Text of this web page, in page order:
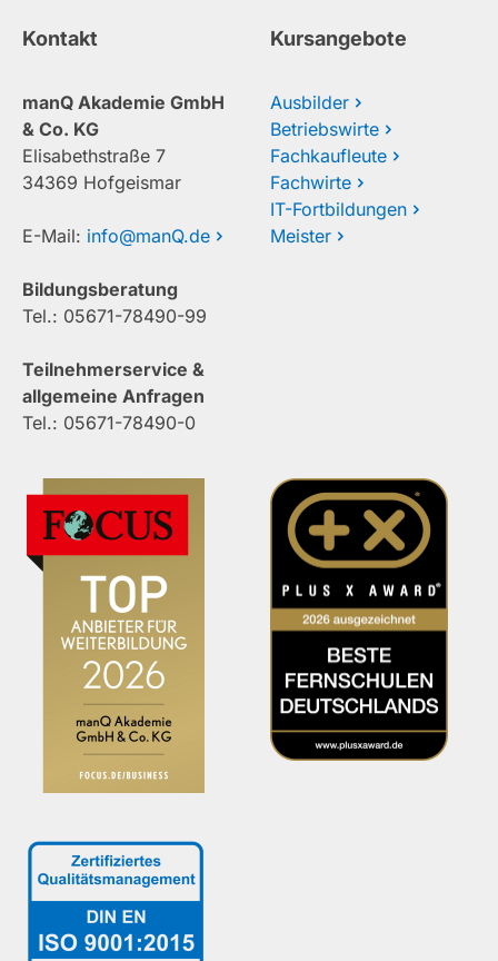
Kontakt
manQ Akademie GmbH
& Co. KG
Elisabethstraße 7
34369 Hofgeismar
E-Mail: info@manQ.de
Bildungsberatung
Tel.: 05671-78490-99
Teilnehmerservice &
allgemeine Anfragen
Tel.: 05671-78490-0
Kursangebote
Ausbilder
Betriebswirte
Fachkaufleute
Fachwirte
IT-Fortbildungen
Meister